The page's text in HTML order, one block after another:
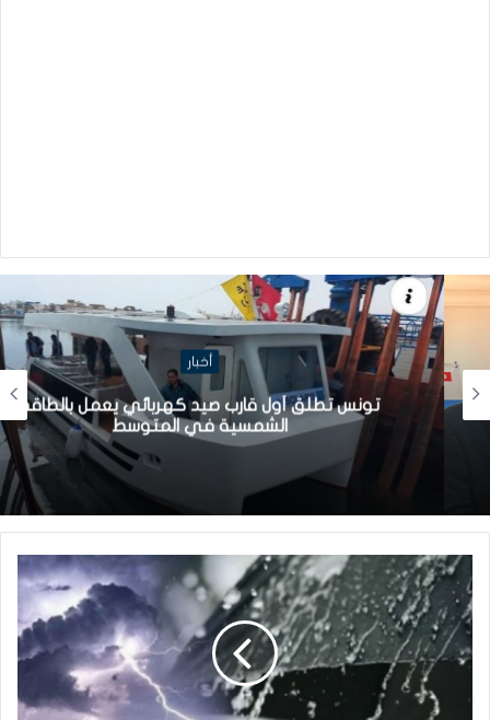
أخبار
تونس تطلق أول قارب صيد كهربائي يعمل بالطاقة
الشمسية في المتوسط